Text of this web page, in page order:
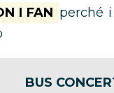
I FAN perché
BUS